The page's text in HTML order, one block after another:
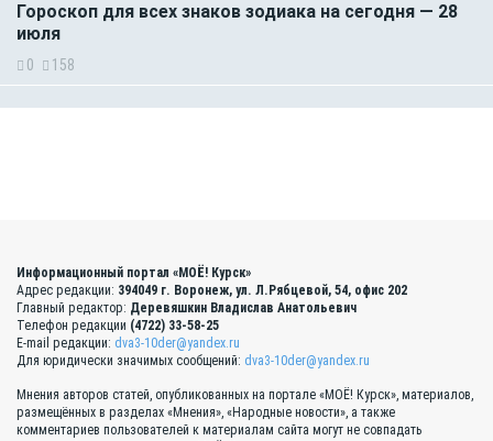
Гороскоп для всех знаков зодиака на сегодня — 28
июля
0 158
Информационный портал «МОЁ! Курск»
Адрес редакции: 394049 г. Воронеж, ул. Л.Рябцевой, 54, офис 202
Главный редактор: Деревяшкин Владислав Анатольевич
Телефон редакции (4722) 33-58-25
E-mail редакции: dva3-10der@yandex.ru
Для юридически значимых сообщений: dva3-10der@yandex.ru
Мнения авторов статей, опубликованных на портале «МОЁ! Курск», материалов,
размещённых в разделах «Мнения», «Народные новости», а также
комментариев пользователей к материалам сайта могут не совпадать